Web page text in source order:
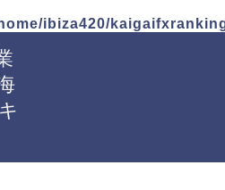
ibiza420/